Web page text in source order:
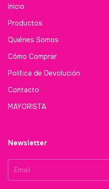
Inicio
Productos
Quiénes Somos
Cómo Comprar
Política de Devolución
Contacto
MAYORISTA
Newsletter